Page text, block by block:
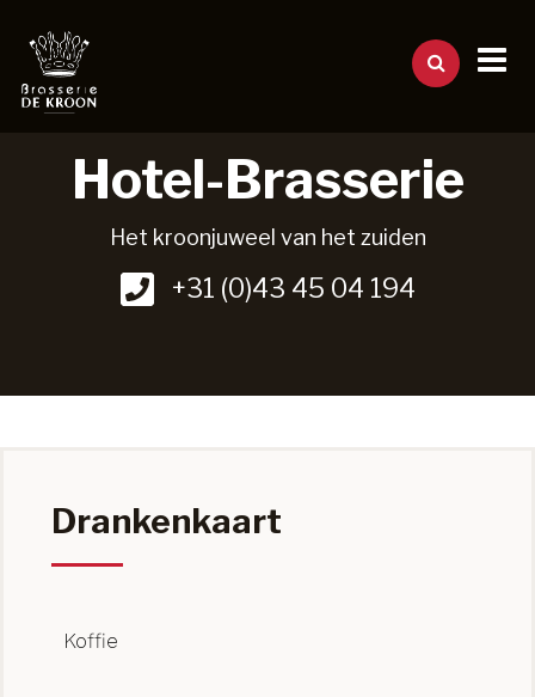
Hotel-Brasserie
Het kroonjuweel van het zuiden
+31 (0)43 45 04 194
Drankenkaart
Koffie